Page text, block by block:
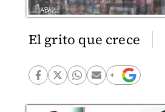
El grito que crece